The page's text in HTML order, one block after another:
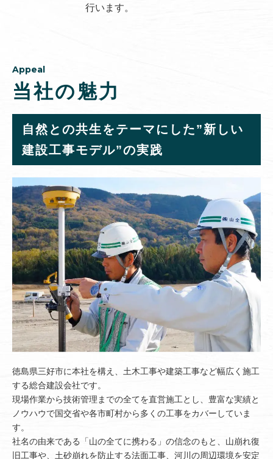
行います。
Appeal
当社の魅力
自然との共生をテーマにした”新しい
建設工事モデル”の実践
徳島県三好市に本社を構え、土木工事や建築工事など幅広く施工
する総合建設会社です。
現場作業から技術管理までの全てを直営施工とし、豊富な実績と
ノウハウで国交省や各市町村から多くの工事をカバーしていま
す。
社名の由来である「山の全てに携わる」の信念のもと、山崩れ復
旧工事や、土砂崩れを防止する法面工事、河川の周辺環境を安定